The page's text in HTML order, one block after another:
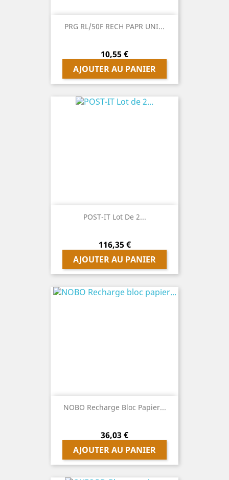
PRG RL/50F RECH PAPR UNI...
Prix
10,55 €
AJOUTER AU PANIER
POST-IT Lot De 2...
Prix
116,35 €
AJOUTER AU PANIER
NOBO Recharge Bloc Papier...
Prix
36,03 €
AJOUTER AU PANIER